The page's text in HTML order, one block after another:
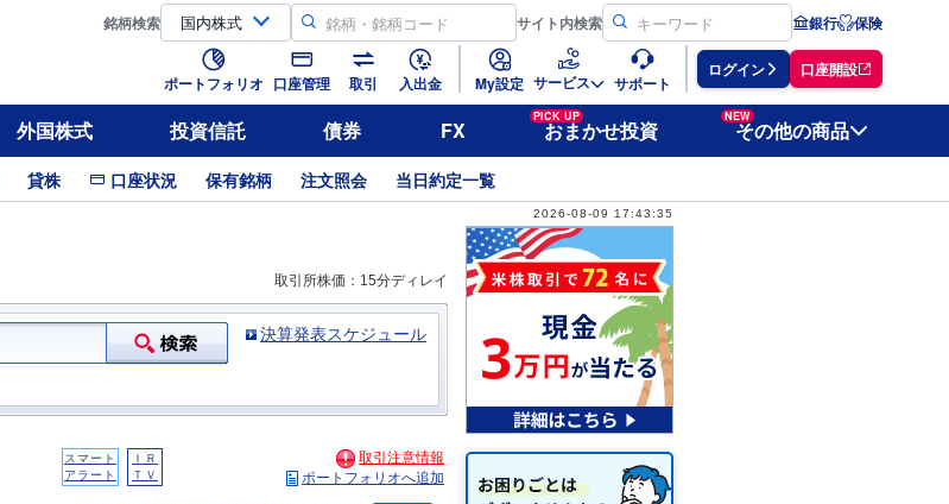
銘柄検索 サイト内検索 銀行 保険
ポートフォリオ 口座管理 取引 入出金 My設定 サービス サポート
ログイン 口座開設
外国株式 投資信託 債券 FX
PICK UP
おまかせ投資
NEW
その他の商品
貸株 口座状況 保有銘柄 注文照会 当日約定一覧
2026-08-09 17:43:35
取引所株価：15分ディレイ
決算発表スケジュール
スマート
アラート
ＩＲ
ＴＶ
取引注意情報
ポートフォリオへ追加